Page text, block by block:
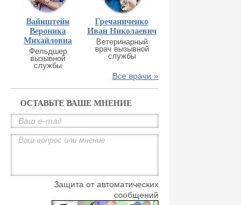
Вайнштейн
Вероника
Михайловна
Фельдшер
вызывной
службы
Гречаниченко
Иван Николаевич
Ветеринарный
врач вызывной
службы
Все врачи »
ОСТАВЬТЕ ВАШЕ МНЕНИЕ
Защита от автоматических
сообщений